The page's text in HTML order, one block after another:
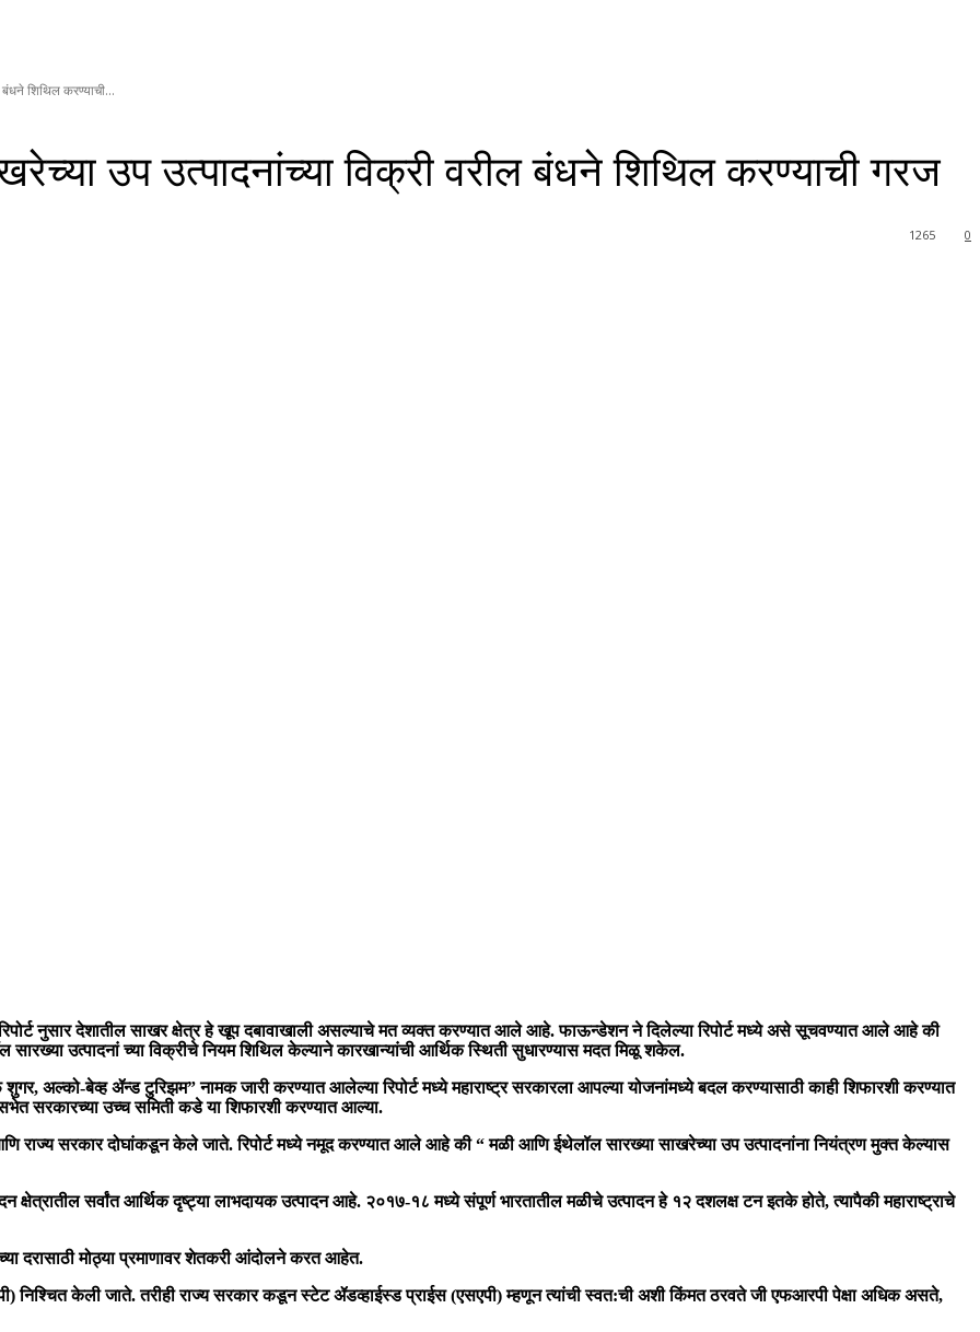
बंधने शिथिल करण्याची...
उप उत्पादनांच्या विक्री वरील बंधने शिथिल करण्याची गरज
0
1265
नुसार देशातील साखर क्षेत्र हे खूप दबावाखाली असल्याचे मत व्यक्त करण्यात आले आहे. फाऊन्डेशन ने दिलेल्या रिपोर्ट मध्ये असे सूचवण्यात आले आहे की
सारख्या उत्पादनां च्या विक्रीचे नियम शिथिल केल्याने कारखान्यांची आर्थिक स्थिती सुधारण्यास मदत मिळू शकेल.
बेव्ह ॲन्ड टुरिझम” नामक जारी करण्यात आलेल्या रिपोर्ट मध्ये महाराष्ट्र सरकारला आपल्या योजनांमध्ये बदल करण्यासाठी काही शिफारशी करण्यात
सरकारच्या उच्च समिती कडे या शिफारशी करण्यात आल्या.
राज्य सरकार दोघांकडून केले जाते. रिपोर्ट मध्ये नमूद करण्यात आले आहे की “ मळी आणि ईथेलॉल सारख्या साखरेच्या उप उत्पादनांना नियंत्रण मुक्त केल्यास
क्षेत्रातील सर्वांत आर्थिक दृष्ट्या लाभदायक उत्पादन आहे. २०१७-१८ मध्ये संपूर्ण भारतातील मळीचे उत्पादन हे १२ दशलक्ष टन इतके होते, त्यापैकी महाराष्ट्राचे
दरासाठी मोठ्या प्रमाणावर शेतकरी आंदोलने करत आहेत.
निश्चित केली जाते. तरीही राज्य सरकार कडून स्टेट ॲडव्हाईस्ड प्राईस (एसएपी) म्हणून त्यांची स्वत:ची अशी किंमत ठरवते जी एफआरपी पेक्षा अधिक असते,